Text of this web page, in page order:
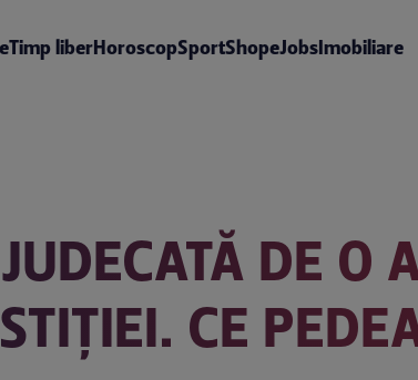
Timp liberHoroscopSportShopeJobsImobiliare
DE O
CE